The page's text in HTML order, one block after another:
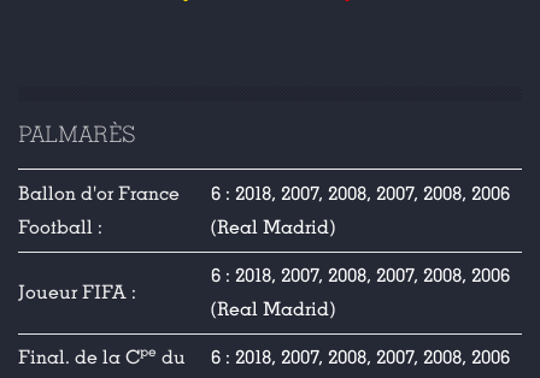
PALMARÈS
Ballon d'or France
Football :
6 : 2018, 2007, 2008, 2007, 2008, 2006
(Real Madrid)
Joueur FIFA :
6 : 2018, 2007, 2008, 2007, 2008, 2006
(Real Madrid)
Final. de la Cpe du
6 : 2018, 2007, 2008, 2007, 2008, 2006